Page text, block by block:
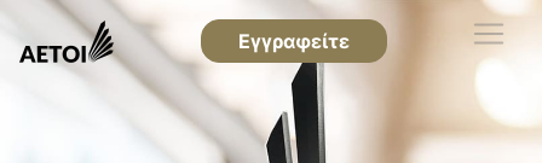
Εγγραφείτε